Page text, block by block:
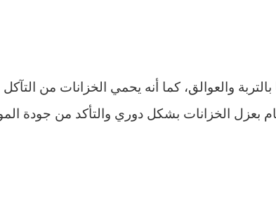
والعوالق، كما أنه يحمي الخزانات من
بعزل الخزانات بشكل دوري والتأكد من جودة